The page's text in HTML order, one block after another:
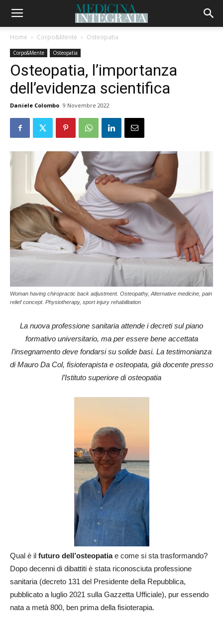
Home Corpo&Mente Osteopatia
Corpo&Mente Osteopatia
Osteopatia, l’importanza
dell’evidenza scientifica
Daniele Colombo 9 Novembre 2022
Woman having chiropractic back adjustment. Osteopathy, Alternative medicine, pain
relief concept. Physiotherapy, sport injury rehabilitation
La nuova professione sanitaria attende i decreti sul piano
formativo universitario, ma per essere bene accettata
l’insegnamento deve fondarsi su solide basi. La testimonianza
di Mauro Da Col, fisioterapista e osteopata, già docente presso
l’Istituto superiore di osteopatia
Qual è il futuro dell’osteopatiae come si sta trasformando?
Dopo decenni di dibattiti è stata riconosciuta professione
sanitaria (decreto 131 del Presidente della Repubblica,
pubblicato a luglio 2021 sulla Gazzetta Ufficiale), pur essendo
nata a metà 800, ben prima della fisioterapia.